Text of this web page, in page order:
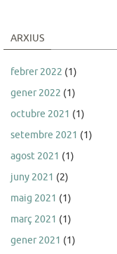
ARXIUS
febrer 2022 (1)
gener 2022 (1)
octubre 2021 (1)
setembre 2021 (1)
agost 2021 (1)
juny 2021 (2)
maig 2021 (1)
març 2021 (1)
gener 2021 (1)